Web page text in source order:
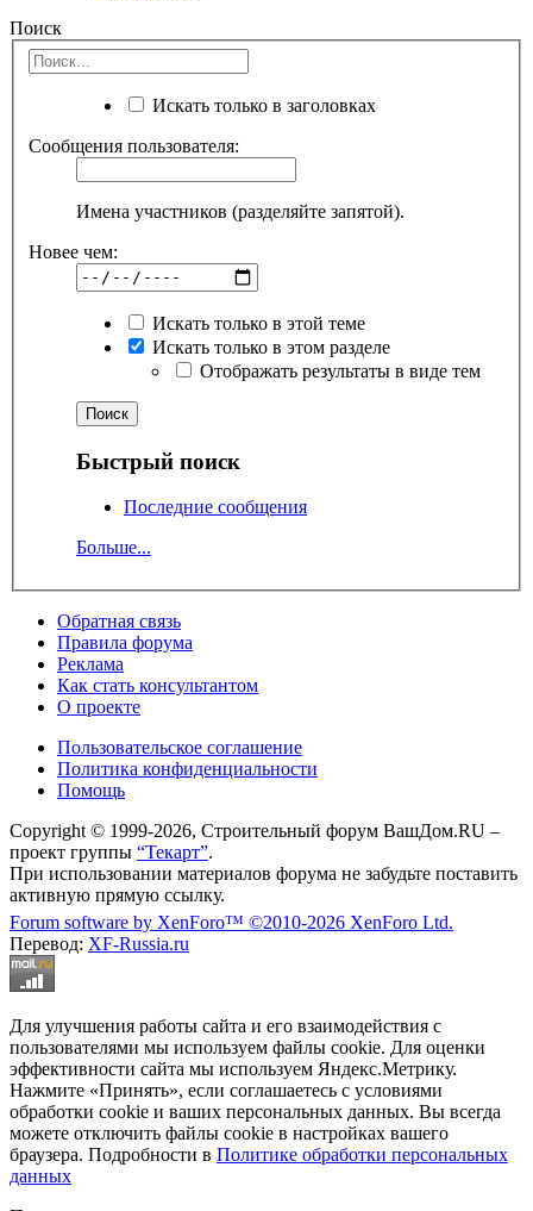
Поиск
Искать только в заголовках
Сообщения пользователя:
Имена участников (разделяйте запятой).
Новее чем:
Искать только в этой теме
Искать только в этом разделе
Отображать результаты в виде тем
Быстрый поиск
Последние сообщения
Больше...
Обратная связь
Правила форума
Реклама
Как стать консультантом
О проекте
Пользовательское соглашение
Политика конфиденциальности
Помощь
Copyright © 1999-2026, Строительный форум ВашДом.RU –
проект группы “Текарт”.
При использовании материалов форума не забудьте поставить
активную прямую ссылку.
Forum software by XenForo™ ©2010-2026 XenForo Ltd.
Перевод: XF-Russia.ru
Для улучшения работы сайта и его взаимодействия с
пользователями мы используем файлы cookie. Для оценки
эффективности сайта мы используем Яндекс.Метрику.
Нажмите «Принять», если соглашаетесь с условиями
обработки cookie и ваших персональных данных. Вы всегда
можете отключить файлы cookie в настройках вашего
браузера. Подробности в Политике обработки персональных
данных